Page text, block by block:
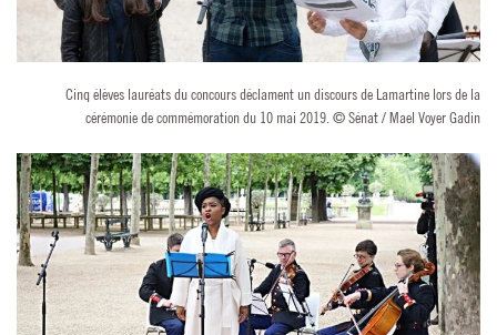
Cinq élèves lauréats du concours déclament un discours de Lamartine lors de la
cérémonie de commémoration du 10 mai 2019. © Sénat / Mael Voyer Gadin